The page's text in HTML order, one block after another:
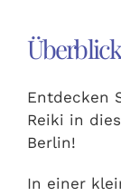
Überblick
Entdecken
Reiki in
Berlin!
In einer